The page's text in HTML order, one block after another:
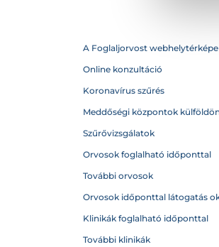
A Foglaljorvost webhelytérképe
Online konzultáció
Koronavírus szűrés
Meddőségi központok
Szűrővizsgálatok
Orvosok foglalható időponttal
További orvosok
Orvosok időponttal látogatás
Klinikák foglalható időponttal
További klinikák